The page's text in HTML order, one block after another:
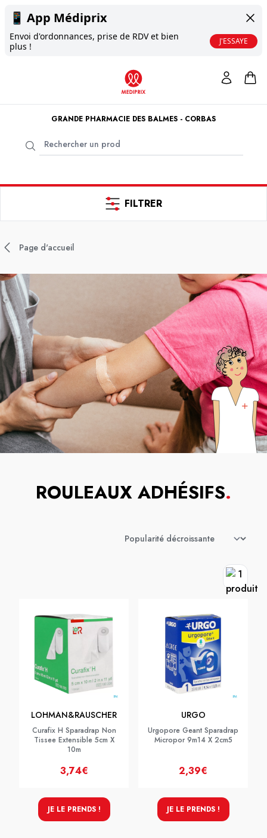
📱 App Médiprix
Envoi d'ordonnances, prise de RDV et bien
plus !
J'ESSAYE
GRANDE PHARMACIE DES BALMES - CORBAS
FILTRER
Page d'accueil
ROULEAUX ADHÉSIFS.
LOHMAN&RAUSCHER
Curafix H Sparadrap Non
Tissee Extensible 5cm X
10m
3,74€
JE LE PRENDS !
URGO
Urgopore Geant Sparadrap
Micropor 9m14 X 2cm5
2,39€
JE LE PRENDS !